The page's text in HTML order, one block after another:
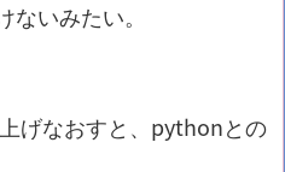
いみたい。
げなおすと、pythonとの